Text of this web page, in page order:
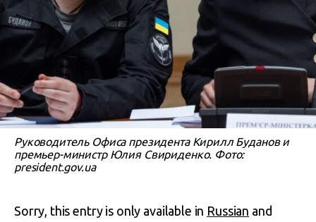
Руководитель Офиса президента Кирилл Буданов и
премьер-министр Юлия Свириденко. Фото:
president.gov.ua
Sorry, this entry is only available in Russian and